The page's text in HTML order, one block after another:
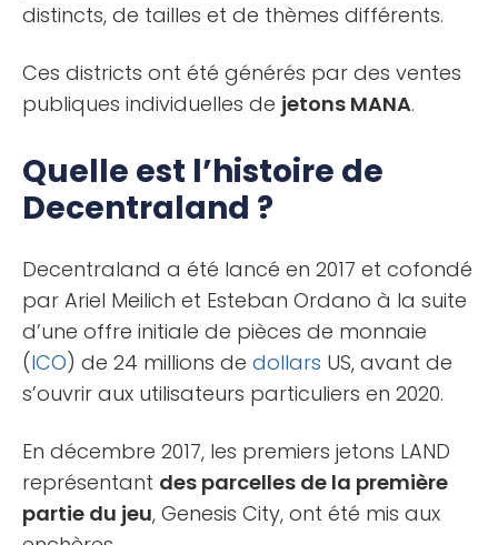
distincts, de tailles et de thèmes différents.
Ces districts ont été générés par des ventes
publiques individuelles de jetons MANA.
Quelle est l’histoire de
Decentraland ?
Decentraland a été lancé en 2017 et cofondé
par Ariel Meilich et Esteban Ordano à la suite
d’une offre initiale de pièces de monnaie
(ICO) de 24 millions de dollars US, avant de
s’ouvrir aux utilisateurs particuliers en 2020.
En décembre 2017, les premiers jetons LAND
représentant des parcelles de la première
partie du jeu, Genesis City, ont été mis aux